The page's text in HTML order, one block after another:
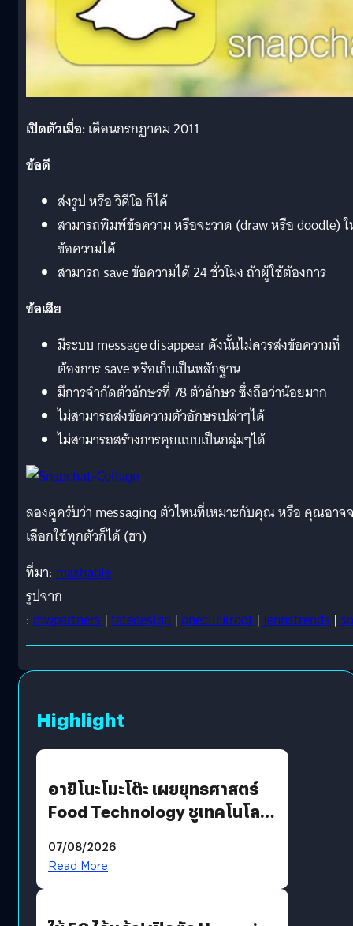
เปิดตัวเมื่อ:เดือนกรกฏาคม 2011
ข้อดี
ส่งรูป หรือ วิดีโอ ก็ได้
สามารถพิมพ์ข้อความ หรือจะวาด (draw หรือ doodle)
ข้อความได้
สามารถ save ข้อความได้ 24 ชั่วโมง ถ้าผู้ใช้ต้องการ
ข้อเสีย
มีระบบ message disappear ดังนั้นไม่ควรส่งข้อความที่
ต้องการ save หรือเก็บเป็นหลักฐาน
มีการจำกัดตัวอักษรที่ 78 ตัวอักษร ซึ่งถือว่าน้อยมาก
ไม่สามารถส่งข้อความตัวอักษรเปล่าๆได้
ไม่สามารถสร้างการคุยแบบเป็นกลุ่มๆได้
ลองดูครับว่า messaging ตัวไหนที่เหมาะกับคุณ หรือ คุณอาจ
เลือกใช้ทุกตัวก็ได้ (ฮา)
ที่มา: mashable
รูปจาก
: mwpartners |tatedesign |oneclickroot |jennstrends |
Highlight
อายิโนะโมะโต๊ะ เผยยุทธศาสตร์
Food Technology ชูเทคโนโลยี
บริโภคและ B2B
07/08/2026
Read More